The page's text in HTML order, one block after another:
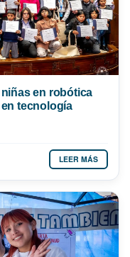
en robótica
tecnología
LEER MÁS